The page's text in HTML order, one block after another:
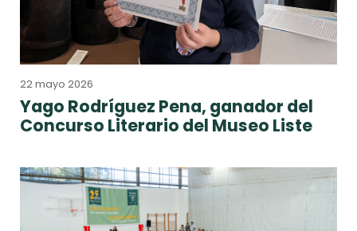
22 mayo 2026
Yago Rodríguez Pena, ganador del
Concurso Literario del Museo Liste